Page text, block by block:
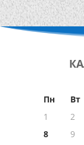
Пн Вт
1
2
8
9